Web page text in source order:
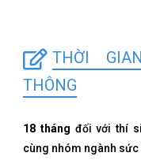
THỜI
THÔNG
18 tháng đối với thí
cùng nhóm ngành